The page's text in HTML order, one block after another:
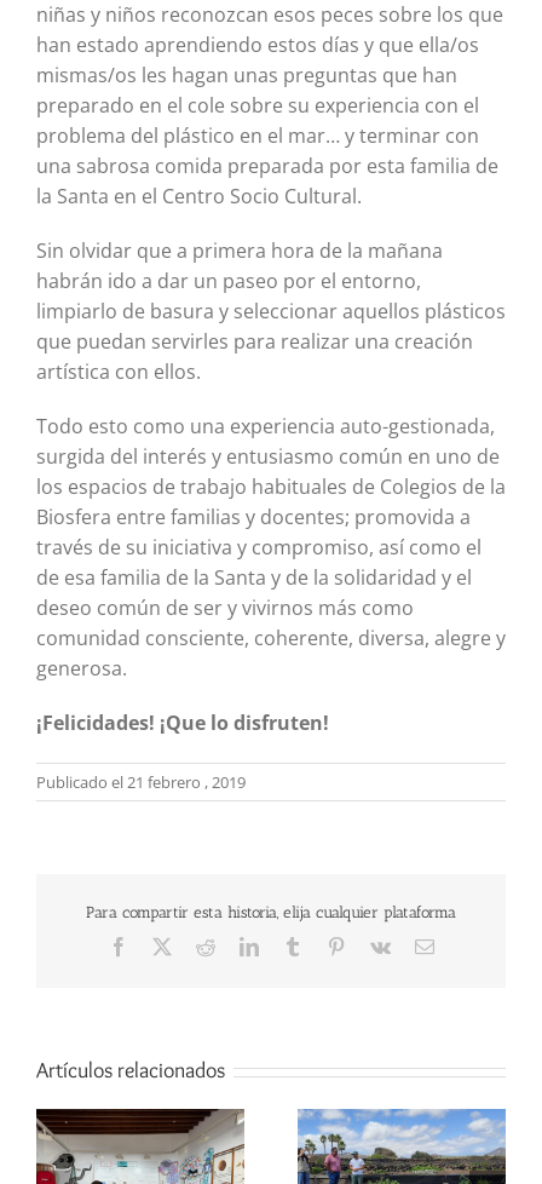
niñas y niños reconozcan esos peces sobre los que
han estado aprendiendo estos días y que ella/os
mismas/os les hagan unas preguntas que han
preparado en el cole sobre su experiencia con el
problema del plástico en el mar… y terminar con
una sabrosa comida preparada por esta familia de
la Santa en el Centro Socio Cultural.
Sin olvidar que a primera hora de la mañana
habrán ido a dar un paseo por el entorno,
limpiarlo de basura y seleccionar aquellos plásticos
que puedan servirles para realizar una creación
artística con ellos.
Todo esto como una experiencia auto-gestionada,
surgida del interés y entusiasmo común en uno de
los espacios de trabajo habituales de Colegios de la
Biosfera entre familias y docentes; promovida a
través de su iniciativa y compromiso, así como el
de esa familia de la Santa y de la solidaridad y el
deseo común de ser y vivirnos más como
comunidad consciente, coherente, diversa, alegre y
generosa.
¡Felicidades! ¡Que lo disfruten!
Publicado el 21 febrero , 2019
Para compartir esta historia, elija cualquier plataforma
Facebook RedditLinkedInTumblr Pinterest
Vk
Correo
Artículos relacionados